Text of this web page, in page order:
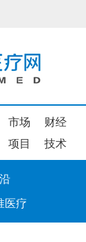
市场 财经
项目 技术
医疗